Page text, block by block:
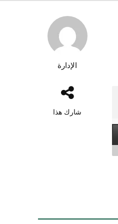
الإدارة
شارك هذا